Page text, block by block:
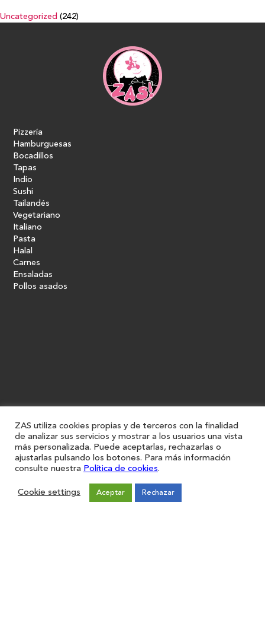
Uncategorized (242)
Pizzería
Hamburguesas
Bocadillos
Tapas
Indio
Sushi
Tailandés
Vegetariano
Italiano
Pasta
Halal
Carnes
Ensaladas
Pollos asados
ZAS utiliza cookies propias y de terceros con la finalidad
de analizar sus servicios y mostrar a los usuarios una vista
más personalizada. Puede aceptarlas, rechazarlas o
ajustarlas pulsando los botones. Para más información
consulte nuestra Política de cookies.
Cookie settings Aceptar Rechazar